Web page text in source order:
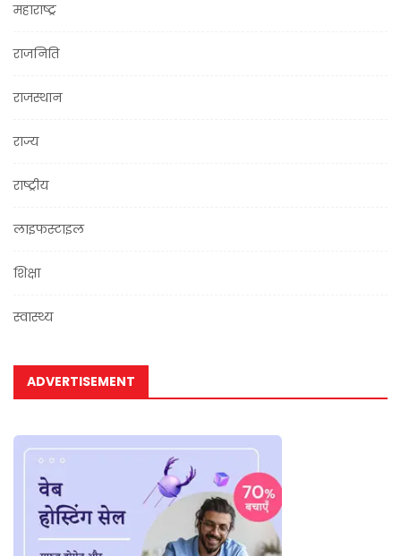
महाराष्ट्र
राजनिति
राजस्थान
राज्य
राष्ट्रीय
लाइफस्टाइल
शिक्षा
स्वास्थ्य
ADVERTISEMENT